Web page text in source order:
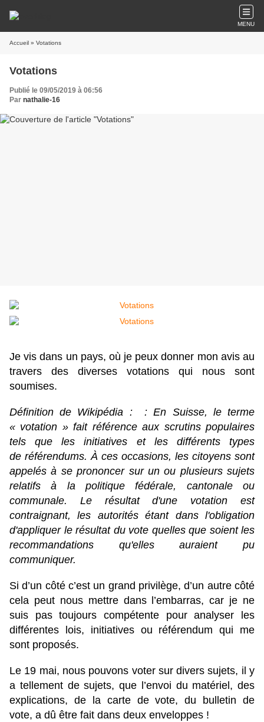
MENU
Accueil » Votations
Votations
Publié le 09/05/2019 à 06:56
Par nathalie-16
Je vis dans un pays, où je peux donner mon avis au
travers des diverses votations qui nous sont
soumises.
Définition de Wikipédia : : En Suisse, le terme
« votation » fait référence aux scrutins populaires
tels que lesinitiatives et les différents types
de référendums. À ces occasions, les citoyens sont
appelés à se prononcer sur un ou plusieurs sujets
relatifs à la politique fédérale, cantonale ou
communale. Le résultat d'une votation est
contraignant, les autorités étant dans l'obligation
d'appliquer le résultat du vote quelles que soient les
recommandations qu'elles auraient pu
communiquer.
Si d’un côté c’est un grand privilège, d’un autre côté
cela peut nous mettre dans l’embarras, car je ne
suis pas toujours compétente pour analyser les
différentes lois, initiatives ou référendum qui me
sont proposés.
Le 19 mai, nous pouvons voter sur divers sujets, il y
a tellement de sujets, que l’envoi du matériel, des
explications, de la carte de vote, du bulletin de
vote, a dû être fait dans deux enveloppes !